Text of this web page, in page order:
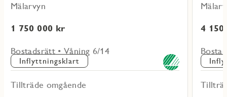
Mälarvyn
1 750 000 kr
Bostadsrätt • Våning 6/14
Inflyttningsklart
Tillträde omgående
4